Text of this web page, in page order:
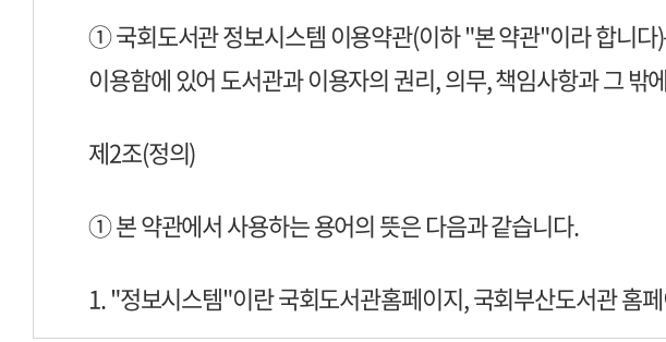
① 국회도서관 정보시스템 이용약관(이하 "본 약관"이라 합니
이용함에 있어 도서관과 이용자의 권리, 의무, 책임사항과 그 밖
제2조(정의)
① 본 약관에서 사용하는 용어의 뜻은 다음과 같습니다.
1. "정보시스템"이란 국회도서관홈페이지, 국회부산도서관 홈